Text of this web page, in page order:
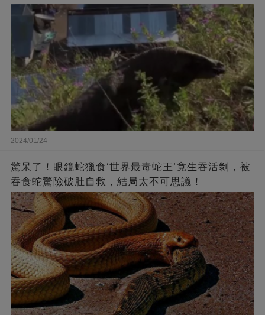
2024/01/24
驚呆了！眼鏡蛇獵食‘世界最毒蛇王’竟生吞活剝，被
吞食蛇驚險破肚自救，結局太不可思議！